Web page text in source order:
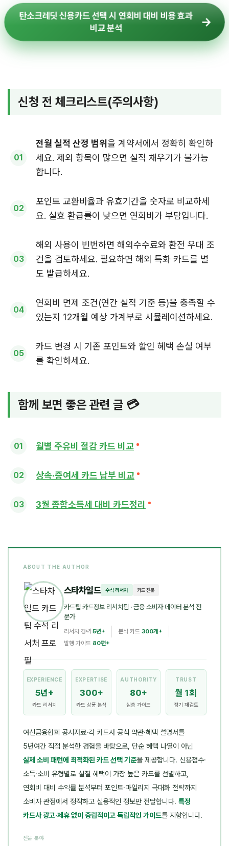
탄소크레딧 신용카드 선택 시 연회비 대비 비용 효과
비교 분석
신청 전 체크리스트(주의사항)
전월 실적 산정 범위을 계약서에서 정확히 확인하
세요. 제외 항목이 많으면 실적 채우기가 불가능
합니다.
포인트 교환비율과 유효기간을 숫자로 비교하세
요. 실효 환급률이 낮으면 연회비가 부담입니다.
해외 사용이 빈번하면 해외수수료와 환전 우대 조
건을 검토하세요. 필요하면 해외 특화 카드를 별
도 발급하세요.
연회비 면제 조건(연간 실적 기준 등)을 충족할 수
있는지 12개월 예상 가계부로 시뮬레이션하세요.
카드 변경 시 기존 포인트와 할인 혜택 손실 여부
를 확인하세요.
함께 보면 좋은 관련 글 💳
월별 주유비 절감 카드 비교
상속·증여세 카드 납부 비교
3월 종합소득세 대비 카드정리
ABOUT THE AUTHOR
스타차일드 수석 리서처 카드 전문
카드팁 카드정보 리서치팀 · 금융 소비자 데이터 분석 전
문가
리서치 경력 5년+ 분석 카드 300개+
발행 가이드 80편+
EXPERIENCE
5년+
카드 리서치
EXPERTISE
300+
카드 상품 분석
AUTHORITY
80+
심층 가이드
TRUST
월 1회
정기 재검토
여신금융협회 공시자료·각 카드사 공식 약관·혜택 설명서를
5년여간 직접 분석한 경험을 바탕으로, 단순 혜택 나열이 아닌
실제 소비 패턴에 최적화된 카드 선택 기준을 제공합니다. 신용점수·
소득·소비 유형별로 실질 혜택이 가장 높은 카드를 선별하고,
연회비 대비 수익률 분석부터 포인트·마일리지 극대화 전략까지
소비자 관점에서 정직하고 실용적인 정보만 전달합니다. 특정
카드사 광고·제휴 없이 중립적이고 독립적인 가이드를 지향합니다.
전문 분야